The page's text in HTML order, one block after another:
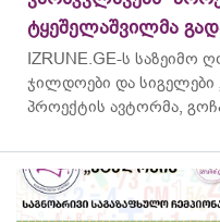
ტყეშელაშვილმა
IZRUNE.GE-ს საზეიმო
ჯილდოები და სიგელები
პროექტის ავტორმა,